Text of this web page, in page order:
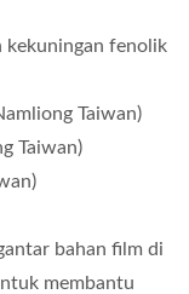
kekuningan fenolik
Taiwan)
Taiwan)
bahan film di
membantu